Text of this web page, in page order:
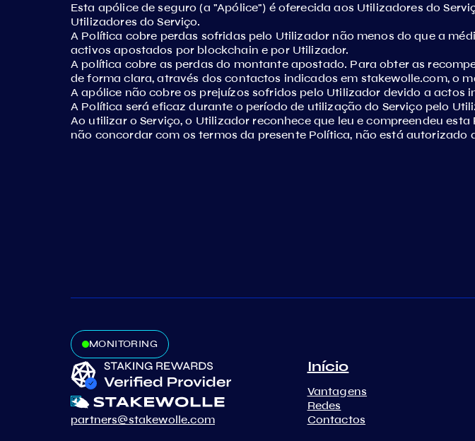
Esta apólice de seguro (a "Apólice") é oferecida aos Utilizadores do
Utilizadores do Serviço.
A Política cobre perdas sofridas pelo Utilizador não menos do que a
activos apostados por blockchain e por Utilizador.
A política cobre as perdas do montante apostado. Para obter as
de forma clara, através dos contactos indicados em stakewolle.com, o
A apólice não cobre os prejuízos sofridos pelo Utilizador devido a
A Política será eficaz durante o período de utilização do Serviço pelo
Ao utilizar o Serviço, o Utilizador reconhece que leu e compreendeu
não concordar com os termos da presente Política, não está autorizado
MONITORING
partners@stakewolle.com
Início
Vantagens
Redes
Contactos